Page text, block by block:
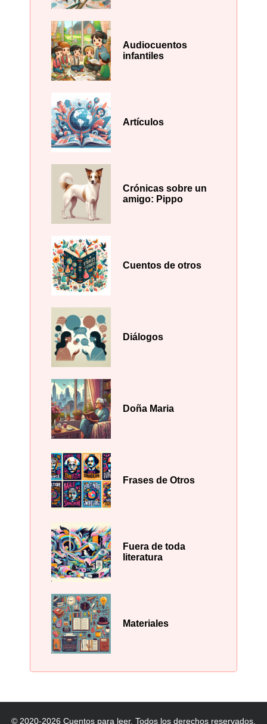
Audiocuentos
infantiles
Artículos
Crónicas sobre un
amigo: Pippo
Cuentos de otros
Diálogos
Doña Maria
Frases de Otros
Fuera de toda
literatura
Materiales
© 2020-2026 Cuentos para leer. Todos los derechos reservados.